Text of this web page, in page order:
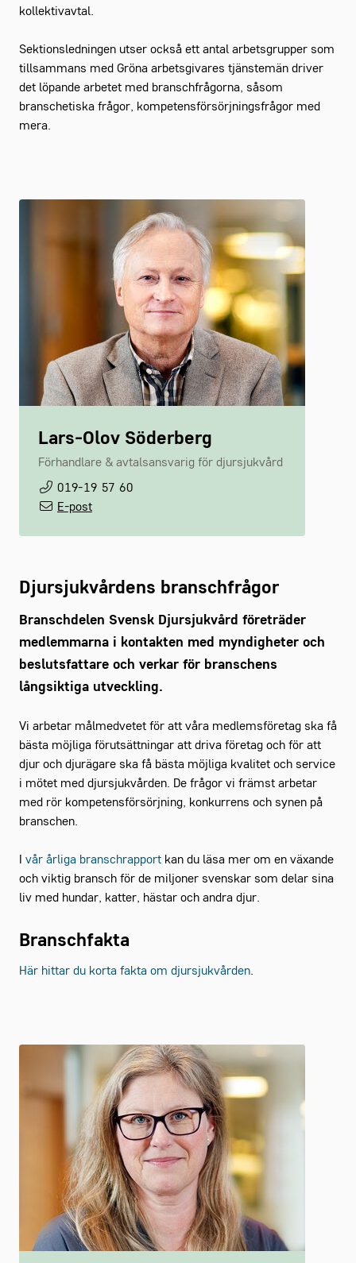
kollektivavtal.
Sektionsledningen utser också ett antal arbetsgrupper som
tillsammans med Gröna arbetsgivares tjänstemän driver
det löpande arbetet med branschfrågorna, såsom
branschetiska frågor, kompetensförsörjningsfrågor med
mera.
Lars-Olov Söderberg
Förhandlare & avtalsansvarig för djursjukvård
019-19 57 60
E-post
Djursjukvårdens branschfrågor
Branschdelen Svensk Djursjukvård företräder
medlemmarna i kontakten med myndigheter och
beslutsfattare och verkar för branschens
långsiktiga utveckling.
Vi arbetar målmedvetet för att våra medlemsföretag ska få
bästa möjliga förutsättningar att driva företag och för att
djur och djurägare ska få bästa möjliga kvalitet och service
i mötet med djursjukvården. De frågor vi främst arbetar
med rör kompetensförsörjning, konkurrens och synen på
branschen.
vår årliga branschrapport kan du läsa mer om en växande
och viktig bransch för de miljoner svenskar som delar sina
liv med hundar, katter, hästar och andra djur.
Branschfakta
Här hittar du korta fakta om djursjukvården.